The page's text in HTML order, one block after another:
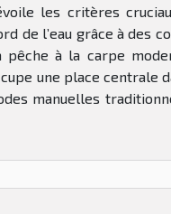
les critères
de l’eau grâce à des
pêche à la carpe
une place centrale
manuelles